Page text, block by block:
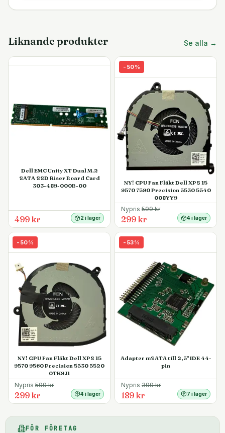
Liknande produkter Se alla →
Dell EMC Unity XT Dual M.2
SATA SSD Riser Board Card
303-489-000B-00
499 kr 2 i lager
- 50%
NY! CPU Fan Fläkt Dell XPS 15
9570 7590 Precision 5530 5540
008YY9
Nypris 599kr
299 kr 4 i lager
- 50%
NY! GPU Fan Fläkt Dell XPS 15
9570 9560 Precision 5530 5520
0TK9J1
Nypris 599kr
299 kr 4 i lager
- 53%
Adapter mSATA till 2,5" IDE 44-
pin
Nypris 399kr
189 kr 7 i lager
FÖR FÖRETAG